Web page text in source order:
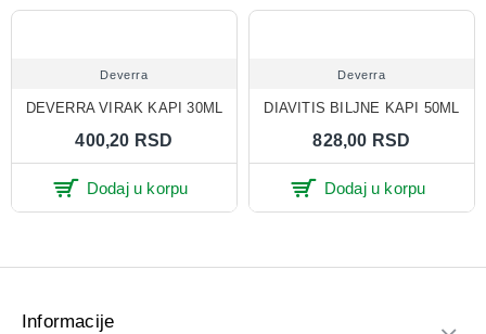
Deverra
DEVERRA VIRAK KAPI 30ML
400,20 RSD
Dodaj u korpu
Deverra
DIAVITIS BILJNE KAPI 50ML
828,00 RSD
Dodaj u korpu
Informacije